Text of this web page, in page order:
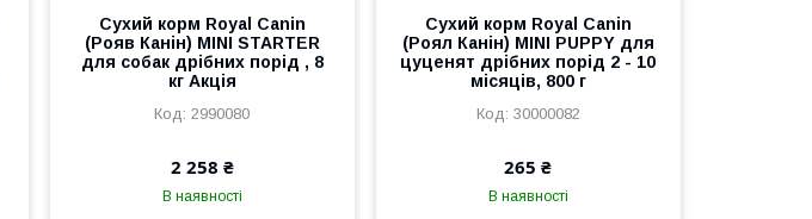
Сухий корм Royal Canin
(Рояв Канін) MINI STARTER
для собак дрібних порід , 8
кг Акція
2990080
2 258 ₴
В наявності
Сухий корм Royal Canin
(Роял Канін) MINI PUPPY для
цуценят дрібних порід 2 - 10
місяців, 800 г
30000082
265 ₴
В наявності